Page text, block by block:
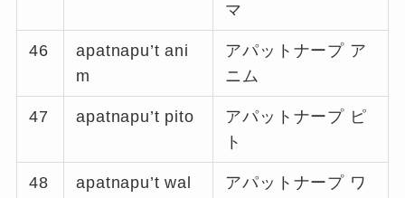
マ
46
apatnapu’t ani
m
アパットナープ ア
ニム
47 apatnapu’t pito
アパットナープ ピ
ト
48
apatnapu’t wal
アパットナープ ワ